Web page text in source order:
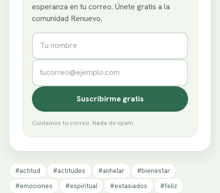
esperanza en tu correo. Únete gratis a la
comunidad Renuevo.
Nombre
Correo electrónico
Suscribirme gratis
Cuidamos tu correo. Nada de spam.
#actitud #actitudes #anhelar
#bienestar
#emociones
#espiritual #extasiados
#feliz